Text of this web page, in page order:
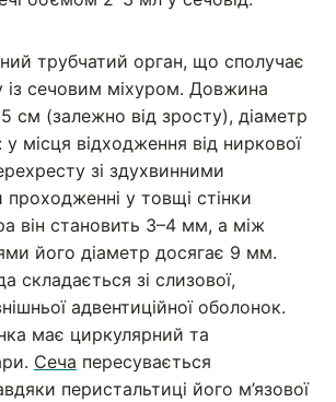
трубчатий орган, що сполучає
із сечовим міхуром. Довжина
см (залежно від зросту), діаметр
у місця відходження від ниркової
зі здухвинними
у товщі стінки
він становить 3–4 мм, а між
його діаметр досягає 9 мм.
складається зі слизової,
адвентиційної оболонок.
має циркулярний та
Сеча пересувається
перистальтиці його м’язової